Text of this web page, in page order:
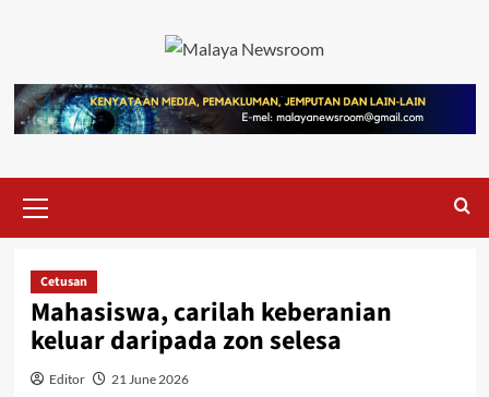
Cetusan
Mahasiswa, carilah keberanian
keluar daripada zon selesa
Editor 21 June 2026